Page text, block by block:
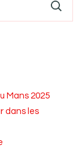
Mans 2025
dans les